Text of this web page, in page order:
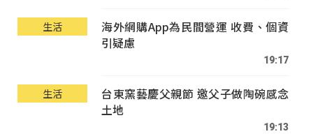
生活
海外網購App為民間營運 收費、個資
引疑慮
19:17
生活
台東窯藝慶父親節 邀父子做陶碗感念
土地
19:13